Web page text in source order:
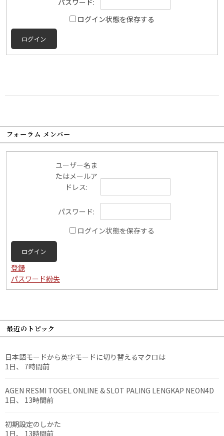
ログイン状態を保存する
ログイン
フォーラム メンバー
ユーザー名ま
たはメールア
ドレス:
パスワード:
ログイン状態を保存する
ログイン
登録
パスワード紛失
最近のトピック
日本語モードから英字モードに切り替えるマクロは
1日、 7時間前
AGEN RESMI TOGEL ONLINE & SLOT PALING LENGKAP NEON4D
1日、 13時間前
初期設定のしかた
1日、 13時間前